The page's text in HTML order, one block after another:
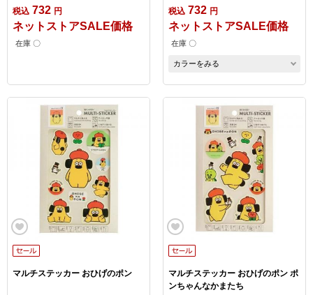
税込 732 円
ネットストアSALE価格
在庫 〇
税込 732 円
ネットストアSALE価格
在庫 〇
カラーをみる
マルチステッカー おひげのポン
マルチステッカー おひげのポン ポ
ンちゃんなかまたち